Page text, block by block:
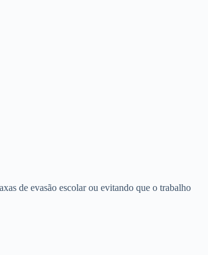
de evasão escolar ou evitando que o trabalho